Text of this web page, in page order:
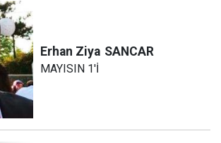
Erhan Ziya SANCAR
MAYISIN 1'İ